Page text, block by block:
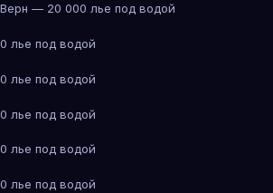
— 20 000 лье под водой
лье под водой
лье под водой
лье под водой
лье под водой
лье под водой